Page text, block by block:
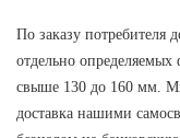
По заказу потребителя
отдельно
свыше 130 до 160 мм.
доставка нашими